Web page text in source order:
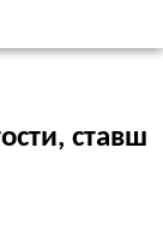
ставш